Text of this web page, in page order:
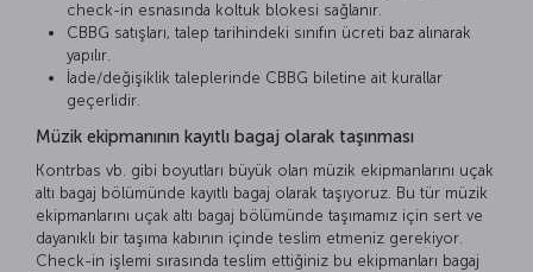
check-in esnasında koltuk blokesi sağlanır.
CBBG satışları, talep tarihindeki sınıfın ücreti baz alınarak
yapılır.
İade/değişiklik taleplerinde CBBG biletine ait kurallar
geçerlidir.
Müzik ekipmanının kayıtlı bagaj olarak taşınması
Kontrbas vb. gibi boyutları büyük olan müzik ekipmanlarını uçak
altı bagaj bölümünde kayıtlı bagaj olarak taşıyoruz. Bu tür müzik
ekipmanlarını uçak altı bagaj bölümünde taşımamız için sert ve
dayanıklı bir taşıma kabının içinde teslim etmeniz gerekiyor.
Check-in işlemi sırasında teslim ettiğiniz bu ekipmanları bagaj